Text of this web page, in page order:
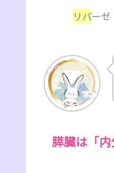
リパーゼ
膵臓は「内